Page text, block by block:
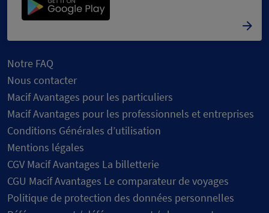
Notre FAQ
Nous contacter
Macif Avantages pour les particuliers
Macif Avantages pour les professionnels et entreprises
Conditions Générales d’utilisation
Mentions légales
CGV Macif Avantages La billetterie
CGU Macif Avantages Le comparateur de voyages
Politique de protection des données personnelles